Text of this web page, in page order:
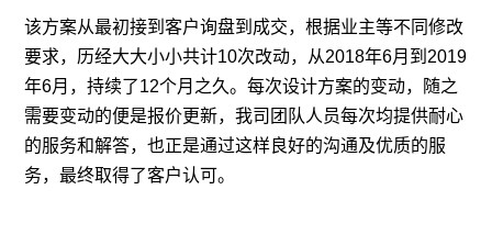
该方案从最初接到客户询盘到成交，根据业主等不同修改
要求，历经大大小小共计10次改动，从2018年6月到2019
年6月，持续了12个月之久。每次设计方案的变动，随之
需要变动的便是报价更新，我司团队人员每次均提供耐心
的服务和解答，也正是通过这样良好的沟通及优质的服
务，最终取得了客户认可。